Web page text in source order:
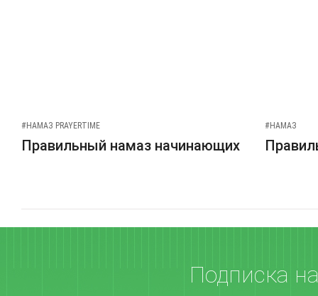
#НАМАЗ PRAYERTIME
Правильный намаз начинающих
#НАМАЗ
Подписка